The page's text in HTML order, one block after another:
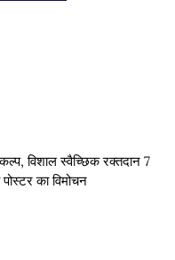
विशाल स्वैच्छिक रक्तदान 7
का विमोचन